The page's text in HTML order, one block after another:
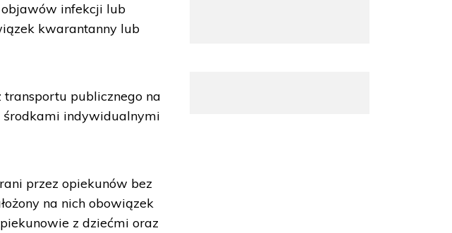
objawów infekcji lub
kwarantanny lub
transportu publicznego na
środkami indywidualnymi
przez opiekunów bez
na nich obowiązek
z dziećmi oraz